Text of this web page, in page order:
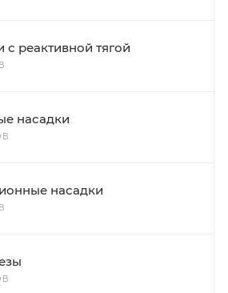
с реактивной тягой
насадки
насадки